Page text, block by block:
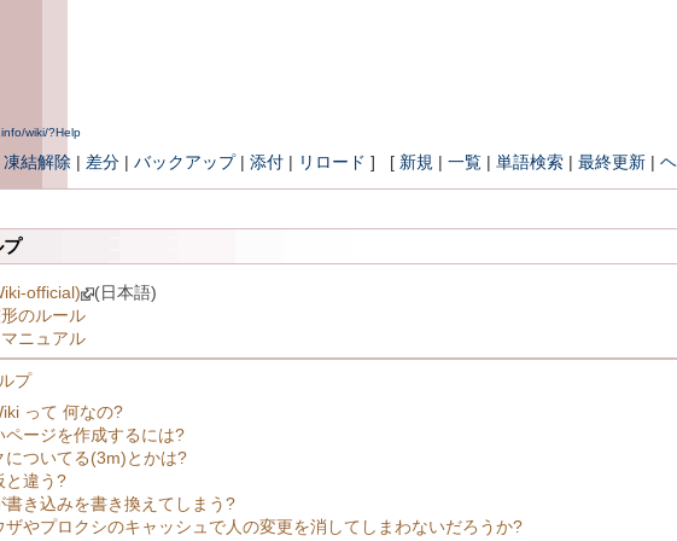
wiki/?Help
凍結解除 | 差分 | バックアップ| 添付 | リロード ] [ 新規 | 一覧 | 単語検索 | 最終更新 |
official)
(日本語)
のルール
ニュアル
プ
って 何なの?
ページを作成するには?
についてる(3m)とかは?
と違う?
書き込みを書き換えてしまう?
ザやプロクシのキャッシュで人の変更を消してしまわないだろうか?